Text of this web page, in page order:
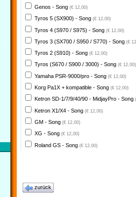
Genos - Song (€ 12,00)
Tyros 5 (SX900) - Song (€ 12,00)
Tyros 4 (S970 / S975) - Song (€ 12,00)
Tyros 3 (SX700 / S950 / S770) - Song (€
Tyros 2 (S910) - Song (€ 12,00)
Tyros (S670 / S900 / 3000) - Song (€ 12,00)
Yamaha PSR-9000/pro - Song (€ 12,00)
Korg Pa1X + kompatible - Song (€ 12,00)
Ketron SD-1/7/9/40/90 - MidjayPro - Song
Ketron X1/X4 - Song (€ 12,00)
GM - Song (€ 12,00)
XG - Song (€ 12,00)
Roland GS - Song (€ 12,00)
zurück